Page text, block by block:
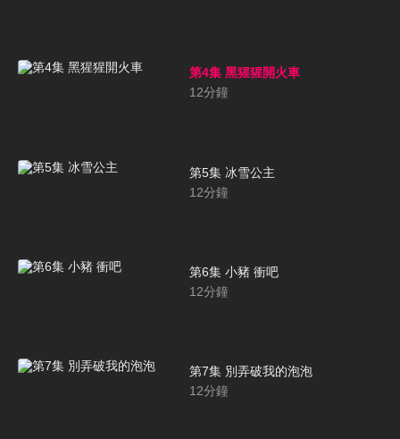
第4集 黑猩猩開火車
12分鐘
第5集 冰雪公主
12分鐘
第6集 小豬 衝吧
12分鐘
第7集 別弄破我的泡泡
12分鐘